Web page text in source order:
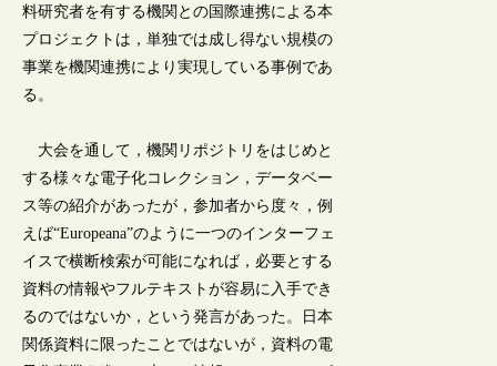
料研究者を有する機関との国際連携による本
プロジェクトは，単独では成し得ない規模の
事業を機関連携により実現している事例であ
る。
大会を通して，機関リポジトリをはじめと
する様々な電子化コレクション，データベー
ス等の紹介があったが，参加者から度々，例
えば“Europeana”のように一つのインターフェ
イスで横断検索が可能になれば，必要とする
資料の情報やフルテキストが容易に入手でき
るのではないか，という発言があった。日本
関係資料に限ったことではないが，資料の電